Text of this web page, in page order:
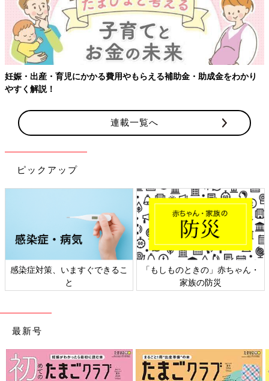
り
連載一覧へ
ピックアップ
ん・
日本外来小児科学会リーフレッ
六星占術 細木かおりさん
最新号